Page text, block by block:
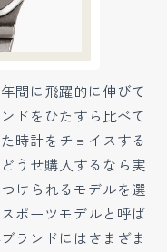
間に飛躍的に伸びて
ドをひたすら比べて
時計をチョイスする
うせ購入するなら実
けられるモデルを選
ポーツモデルと呼ば
ランドにはさまざま